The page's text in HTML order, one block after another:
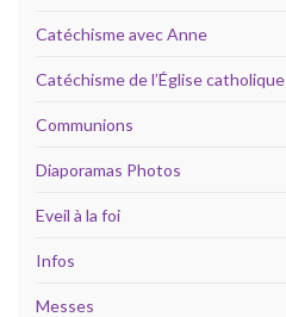
Catéchisme avec Anne
Catéchisme de l’Église catholique
Communions
Diaporamas Photos
Eveil à la foi
Infos
Messes